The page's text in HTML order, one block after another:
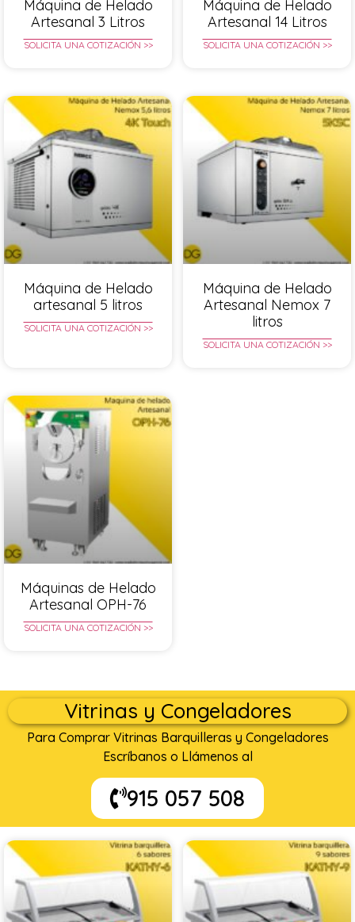
Máquina de Helado
Artesanal 3 Litros
SOLICITA UNA COTIZACIÓN >>
Máquina de Helado
Artesanal 14 Litros
SOLICITA UNA COTIZACIÓN >>
Máquina de Helado
artesanal 5 litros
SOLICITA UNA COTIZACIÓN >>
Máquina de Helado
Artesanal Nemox 7
litros
SOLICITA UNA COTIZACIÓN >>
Máquinas de Helado
Artesanal OPH-76
SOLICITA UNA COTIZACIÓN >>
Vitrinas y Congeladores
Para Comprar Vitrinas Barquilleras y Congeladores
Escríbanos o Llámenos al
915 057 508